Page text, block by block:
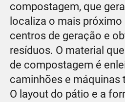
compostagem, que
localiza o mais
centros de geração e
resíduos. O material
de compostagem é
caminhões e máquinas
O layout do pátio e a